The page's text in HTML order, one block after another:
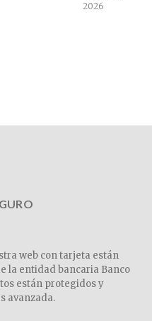
2026
web con tarjeta están
la entidad bancaria Banco
están protegidos y
avanzada.